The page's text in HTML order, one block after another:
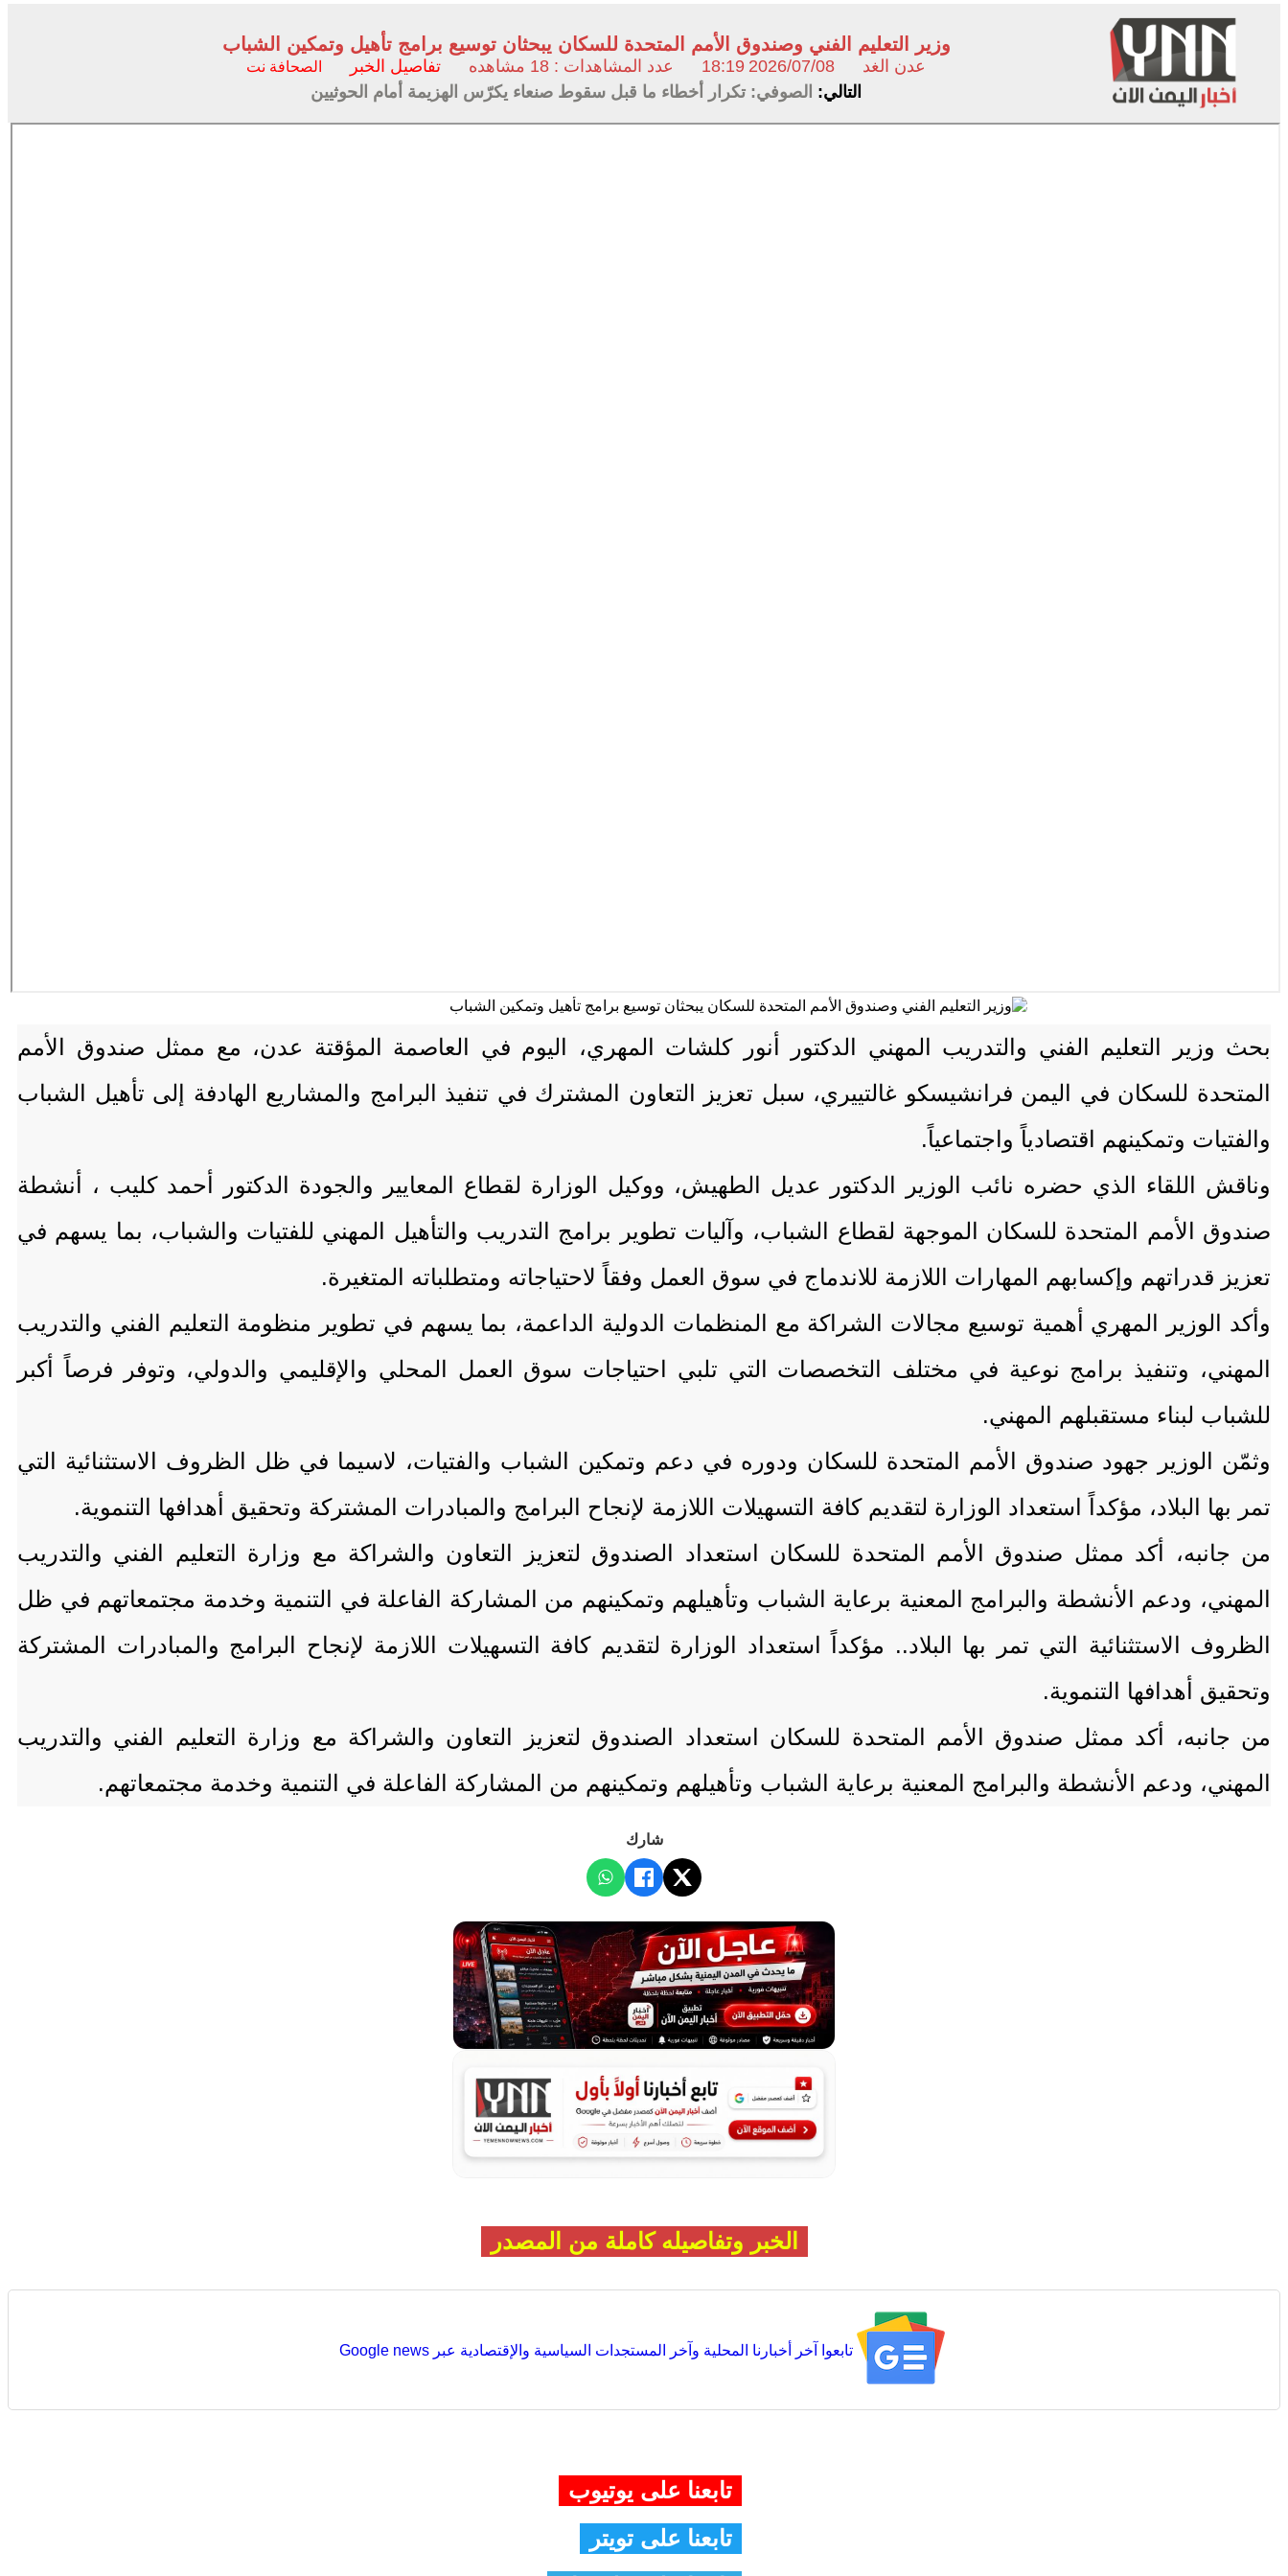
وزير التعليم الفني وصندوق الأمم المتحدة للسكان يبحثان توسيع برامج تأهيل وتمكين الشباب
عدن الغد 2026/07/08
18:19 عدد المشاهدات : 18 مشاهده تفاصيل الخبر الصحافة نت
التالي: الصوفي: تكرار أخطاء ما قبل سقوط صنعاء يكرّس الهزيمة أمام الحوثيين
بحث وزير التعليم الفني والتدريب المهني الدكتور أنور كلشات المهري، اليوم في العاصمة المؤقتة عدن، مع ممثل صندوق الأمم
المتحدة للسكان في اليمن فرانشيسكو غالتييري، سبل تعزيز التعاون المشترك في تنفيذ البرامج والمشاريع الهادفة إلى تأهيل الشباب
والفتيات وتمكينهم اقتصادياً واجتماعياً.
وناقش اللقاء الذي حضره نائب الوزير الدكتور عديل الطهيش، ووكيل الوزارة لقطاع المعايير والجودة الدكتور أحمد كليب ، أنشطة
صندوق الأمم المتحدة للسكان الموجهة لقطاع الشباب، وآليات تطوير برامج التدريب والتأهيل المهني للفتيات والشباب، بما يسهم في
تعزيز قدراتهم وإكسابهم المهارات اللازمة للاندماج في سوق العمل وفقاً لاحتياجاته ومتطلباته المتغيرة.
وأكد الوزير المهري أهمية توسيع مجالات الشراكة مع المنظمات الدولية الداعمة، بما يسهم في تطوير منظومة التعليم الفني والتدريب
المهني، وتنفيذ برامج نوعية في مختلف التخصصات التي تلبي احتياجات سوق العمل المحلي والإقليمي والدولي، وتوفر فرصاً أكبر
للشباب لبناء مستقبلهم المهني.
وثمّن الوزير جهود صندوق الأمم المتحدة للسكان ودوره في دعم وتمكين الشباب والفتيات، لاسيما في ظل الظروف الاستثنائية التي
تمر بها البلاد، مؤكداً استعداد الوزارة لتقديم كافة التسهيلات اللازمة لإنجاح البرامج والمبادرات المشتركة وتحقيق أهدافها التنموية.
من جانبه، أكد ممثل صندوق الأمم المتحدة للسكان استعداد الصندوق لتعزيز التعاون والشراكة مع وزارة التعليم الفني والتدريب
المهني، ودعم الأنشطة والبرامج المعنية برعاية الشباب وتأهيلهم وتمكينهم من المشاركة الفاعلة في التنمية وخدمة مجتمعاتهم في ظل
الظروف الاستثنائية التي تمر بها البلاد.. مؤكداً استعداد الوزارة لتقديم كافة التسهيلات اللازمة لإنجاح البرامج والمبادرات المشتركة
وتحقيق أهدافها التنموية.
من جانبه، أكد ممثل صندوق الأمم المتحدة للسكان استعداد الصندوق لتعزيز التعاون والشراكة مع وزارة التعليم الفني والتدريب
المهني، ودعم الأنشطة والبرامج المعنية برعاية الشباب وتأهيلهم وتمكينهم من المشاركة الفاعلة في التنمية وخدمة مجتمعاتهم.
شارك
الخبر وتفاصيله كاملة من المصدر
تابعوا آخر أخبارنا المحلية وآخر المستجدات السياسية والإقتصادية عبر Google news
تابعنا على يوتيوب
تابعنا على تويتر